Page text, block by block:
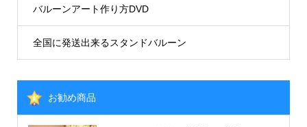
バルーンアート作り方DVD
全国に発送出来るスタンドバルーン
お勧め商品